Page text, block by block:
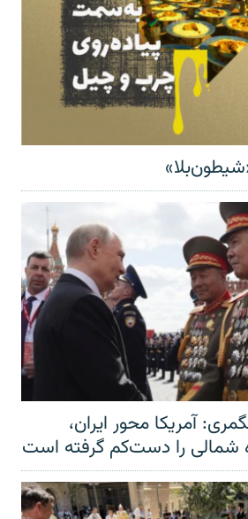
آمریکا محور ایران،
شمالی را دست‌کم گرفته است